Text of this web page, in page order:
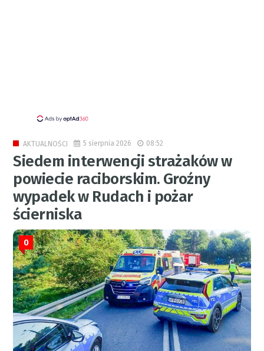
AKTUALNOŚCI 5 sierpnia 2026 08:52
Siedem interwencji strażaków w
powiecie raciborskim. Groźny
wypadek w Rudach i pożar
ścierniska
0